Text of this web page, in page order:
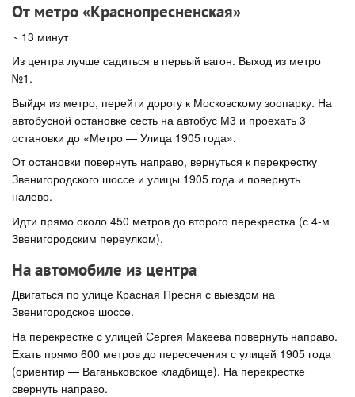
От метро «Краснопресненская»
~ 13 минут
Из центра лучше садиться в первый вагон. Выход из метро
№1.
Выйдя из метро, перейти дорогу к Московскому зоопарку. На
автобусной остановке сесть на автобус М3 и проехать 3
остановки до «Метро — Улица 1905 года».
От остановки повернуть направо, вернуться к перекрестку
Звенигородского шоссе и улицы 1905 года и повернуть
налево.
Идти прямо около 450 метров до второго перекрестка (с 4-м
Звенигородским переулком).
На автомобиле из центра
Двигаться по улице Красная Пресня с выездом на
Звенигородское шоссе.
На перекрестке с улицей Сергея Макеева повернуть направо.
Ехать прямо 600 метров до пересечения с улицей 1905 года
(ориентир — Ваганьковское кладбище). На перекрестке
свернуть направо.